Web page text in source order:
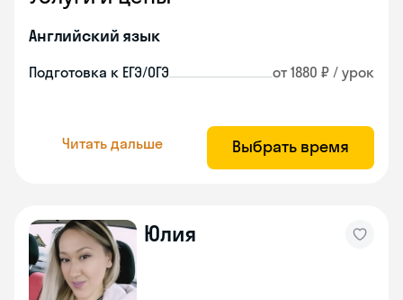
Английский язык
Подготовка к ЕГЭ/ОГЭ от 1880 ₽ / урок
Читать дальше Выбрать время
Юлия